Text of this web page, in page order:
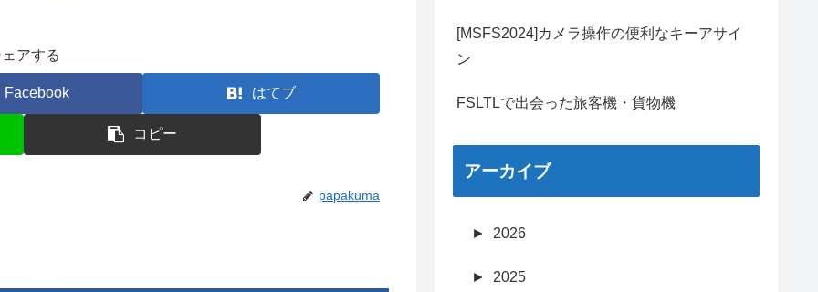
アする
Facebook はてブ
コピー
papakuma
[MSFS2024]カメラ操作の便利なキーアサイ
ン
FSLTLで出会った旅客機・貨物機
アーカイブ
► 2026
► 2025